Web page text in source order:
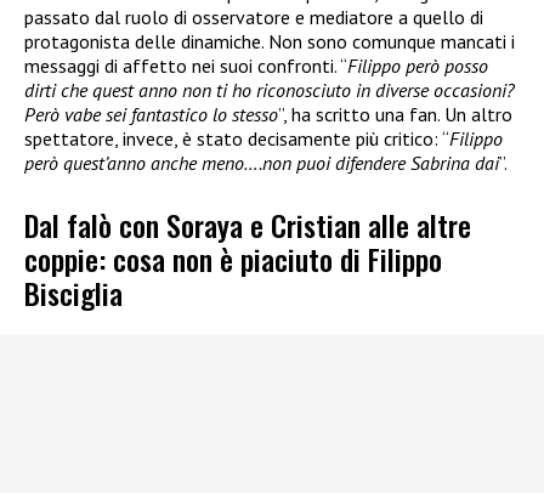
passato dal ruolo di osservatore e mediatore a quello di
protagonista delle dinamiche. Non sono comunque mancati i
messaggi di affetto nei suoi confronti. “Filippo però posso
dirti che quest anno non ti ho riconosciuto in diverse occasioni?
Però vabe sei fantastico lo stesso”, ha scritto una fan. Un altro
spettatore, invece, è stato decisamente più critico: “Filippo
però quest’anno anche meno….non puoi difendere Sabrina dai”.
Dal falò con Soraya e Cristian alle altre
coppie: cosa non è piaciuto di Filippo
Bisciglia